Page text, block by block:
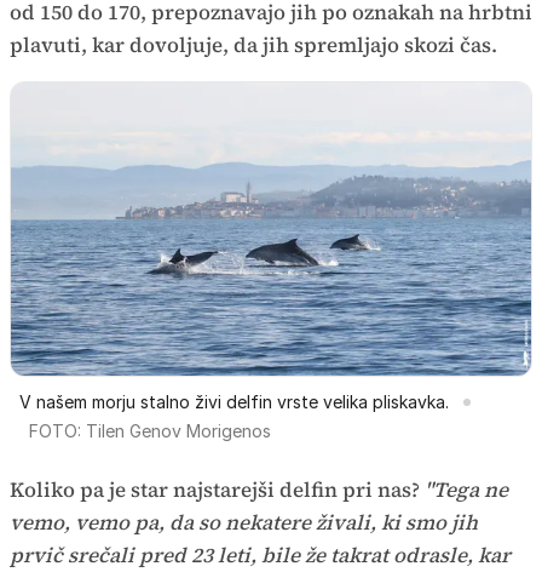
od 150 do 170, prepoznavajo jih po oznakah na hrbtni
plavuti, kar dovoljuje, da jih spremljajo skozi čas.
V našem morju stalno živi delfin vrste velika pliskavka.
FOTO: Tilen Genov Morigenos
Koliko pa je star najstarejši delfin pri nas? "Tega ne
vemo, vemo pa, da so nekatere živali, ki smo jih
prvič srečali pred 23 leti, bile že takrat odrasle, kar